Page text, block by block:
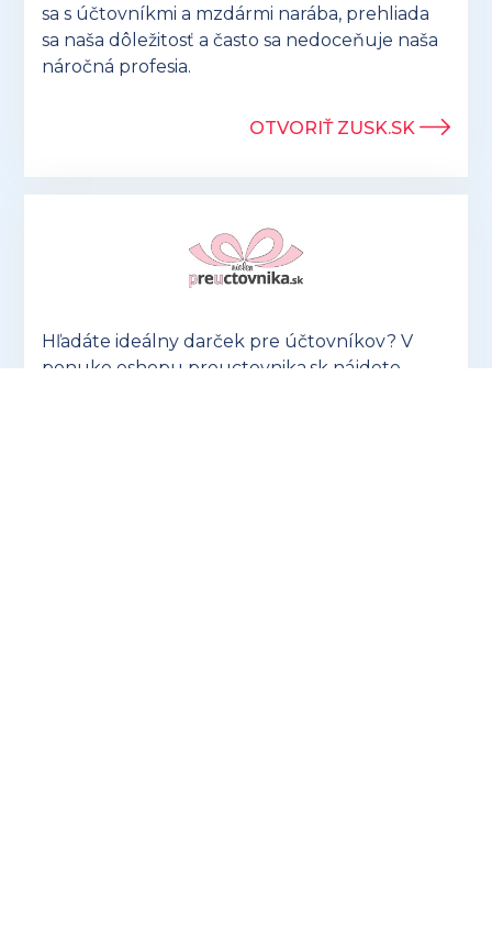
sa s účtovníkmi a mzdármi narába, prehliada
sa naša dôležitosť a často sa nedoceňuje naša
náročná profesia.
OTVORIŤ ZUSK.SK
Hľadáte ideálny darček pre účtovníkov? V
ponuke eshopu preuctovnika.sk nájdete